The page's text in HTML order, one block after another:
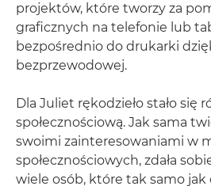
projektów, które tworzy za
graficznych na telefonie lub
bezpośrednio do drukarki
bezprzewodowej.
Dla Juliet rękodzieło stało się
społecznościową. Jak sama
swoimi zainteresowaniami w
społecznościowych, zdała
wiele osób, które tak samo jak